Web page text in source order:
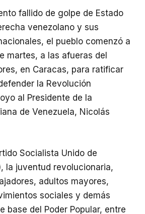
fallido de golpe de Estado
venezolano y sus
el pueblo comenzó a
martes, a las afueras del
en Caracas, para ratificar
la Revolución
al Presidente de la
de Venezuela, Nicolás
Socialista Unido de
la juventud revolucionaria,
adultos mayores,
sociales y demás
base del Poder Popular, entre